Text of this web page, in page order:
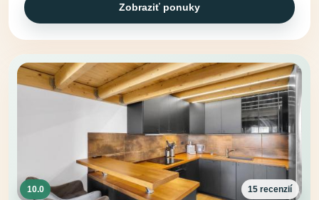
Zobraziť ponuky
10.0 15 recenzií